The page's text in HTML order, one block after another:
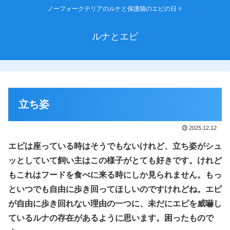
ノーフォークテリアのルナと保護猫のエピの日々
ルナとエピ
立ち姿
2025.12.12
エピは座っている時はそうでもないけれど、立ち姿がシュ
ッとしていて飼い主はこの様子がとても好きです。けれど
もこれはフードを食べに来る時にしか見られません。もっ
といつでも自由に歩き回ってほしいのですけれどね。 エピ
が自由に歩き回れない理由の一つに、未だにエピを威嚇し
ているルナの存在があるように思います。困ったもので